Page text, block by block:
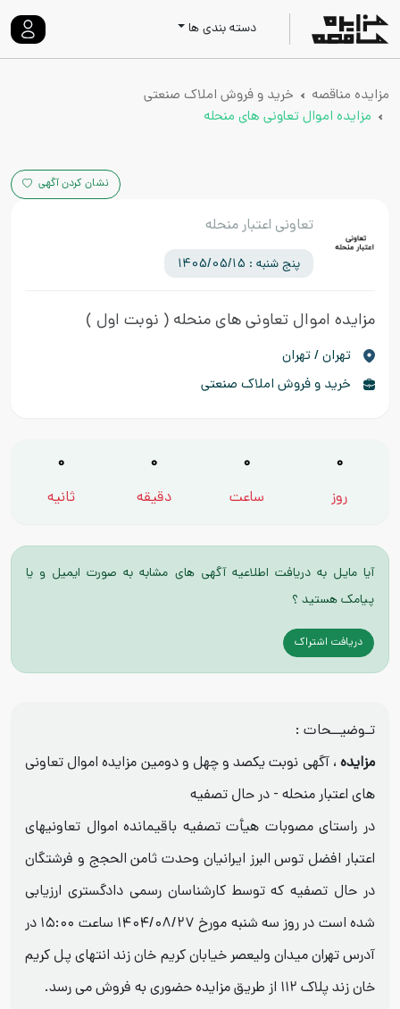
دسته بندی ها
مزایده مناقصه
خرید و فروش املاک صنعتی
مزایده اموال تعاونی های منحله
نشان کردن آگهی
تعاونی اعتبار منحله
پنج شنبه : 1405/05/15
مزایده اموال تعاونی های منحله ( نوبت اول )
تهران / تهران
خرید و فروش املاک صنعتی
0
روز
0
ساعت
0
دقیقه
0
ثانیه
آیا مایل به دریافت اطلاعیه آگهی های مشابه به صورت ایمیل و یا
پیامک هستید ؟
دریافت اشتراک
تـوضیــحات :
مزایده ، آگهی نوبت یکصد و چهل و دومین مزایده اموال تعاونی
های اعتبار منحله - در حال تصفیه
در راستای مصوبات هیأت تصفیه باقیمانده اموال تعاونیهای
اعتبار افضل توس البرز ایرانیان وحدت ثامن الحجج و فرشتگان
در حال تصفیه که توسط کارشناسان رسمی دادگستری ارزیابی
شده است در روز سه شنبه مورخ ۱۴۰۴/۰۸/۲۷ ساعت ۱۵:۰۰ در
آدرس تهران میدان ولیعصر خیابان کریم خان زند انتهای پل کریم
خان زند پلاک ۱۱۲ از طریق مزایده حضوری به فروش می رسد.